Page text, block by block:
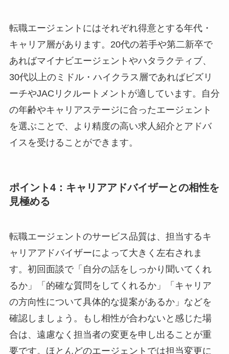
転職エージェントにはそれぞれ得意とする年代・
キャリア層があります。20代の若手や第二新卒で
あればマイナビエージェントやハタラクティブ、
30代以上のミドル・ハイクラス層であればビズリ
ーチやJACリクルートメントが適しています。自分
の年齢やキャリアステージに合ったエージェント
を選ぶことで、より精度の高い求人紹介とアドバ
イスを受けることができます。
ポイント4：キャリアアドバイザーとの相性を
見極める
転職エージェントのサービス品質は、担当するキ
ャリアアドバイザーによって大きく左右されま
す。初回面談で「自分の話をしっかり聞いてくれ
るか」「的確な質問をしてくれるか」「キャリア
の方向性について具体的な提案があるか」などを
確認しましょう。もし相性が合わないと感じた場
合は、遠慮なく担当者の変更を申し出ることが重
要です。ほとんどのエージェントでは担当変更に